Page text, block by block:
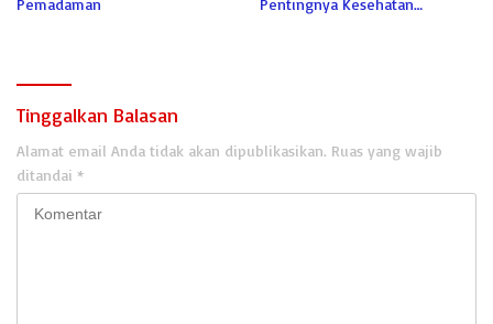
Pemadaman
Pentingnya Kesehatan
Tinggalkan Balasan
Alamat email Anda tidak akan dipublikasikan. Ruas yang wajib
ditandai *